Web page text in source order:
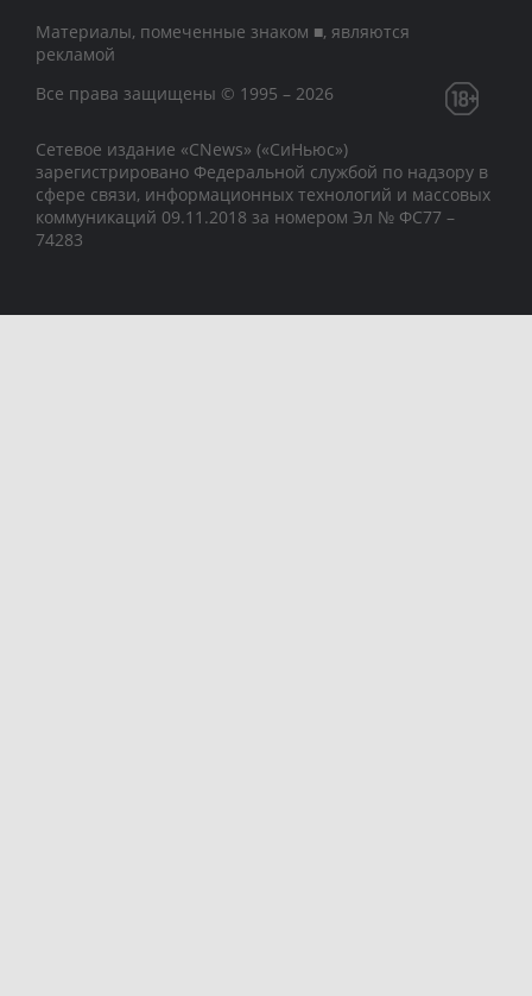
Материалы, помеченные знаком ■, являются
рекламой
Все права защищены © 1995 – 2026
Сетевое издание «CNews» («СиНьюс»)
зарегистрировано Федеральной службой по надзору в
сфере связи, информационных технологий и массовых
коммуникаций 09.11.2018 за номером Эл № ФС77 –
74283